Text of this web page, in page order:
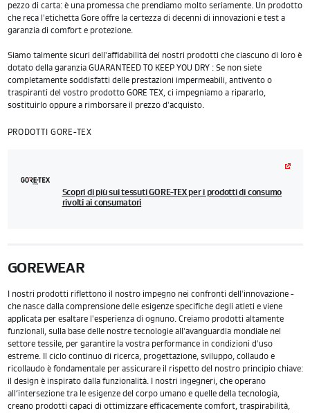
pezzo di carta: è una promessa che prendiamo molto seriamente. Un prodotto
che reca l'etichetta Gore offre la certezza di decenni di innovazioni e test a
garanzia di comfort e protezione.
Siamo talmente sicuri dell'affidabilità dei nostri prodotti che ciascuno di loro è
dotato della garanzia GUARANTEED TO KEEP YOU DRY : Se non siete
completamente soddisfatti delle prestazioni impermeabili, antivento o
traspiranti del vostro prodotto GORE TEX, ci impegniamo a ripararlo,
sostituirlo oppure a rimborsare il prezzo d'acquisto.
PRODOTTI GORE-TEX
Scopri di più sui tessuti GORE-TEX per i prodotti di consumo
rivolti ai consumatori
GOREWEAR
I nostri prodotti riflettono il nostro impegno nei confronti dell'innovazione -
che nasce dalla comprensione delle esigenze specifiche degli atleti e viene
applicata per esaltare l'esperienza di ognuno. Creiamo prodotti altamente
funzionali, sulla base delle nostre tecnologie all'avanguardia mondiale nel
settore tessile, per garantire la vostra performance in condizioni d'uso
estreme. Il ciclo continuo di ricerca, progettazione, sviluppo, collaudo e
ricollaudo è fondamentale per assicurare il rispetto del nostro principio chiave:
il design è inspirato dalla funzionalità. I nostri ingegneri, che operano
all‘intersezione tra le esigenze del corpo umano e quelle della tecnologia,
creano prodotti capaci di ottimizzare efficacemente comfort, traspirabilità,